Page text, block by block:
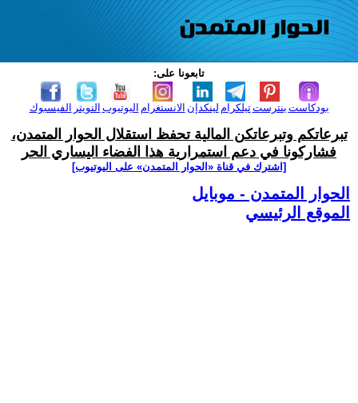
تابعونا على:
الفيسبوك التويتر اليوتيوب الانستغرام لينكدإن تيلكرامبنترست بودكاست
تبرعاتكم وتبرعاتكن المالية تحفظ استقلال الحوار المتمدن،
فشاركونا في دعم استمرارية هذا الفضاء اليساري الحر
[اشترك في قناة ‫«الحوار المتمدن» على اليوتيوب]
الحوار المتمدن - موبايل
الموقع الرئيسي